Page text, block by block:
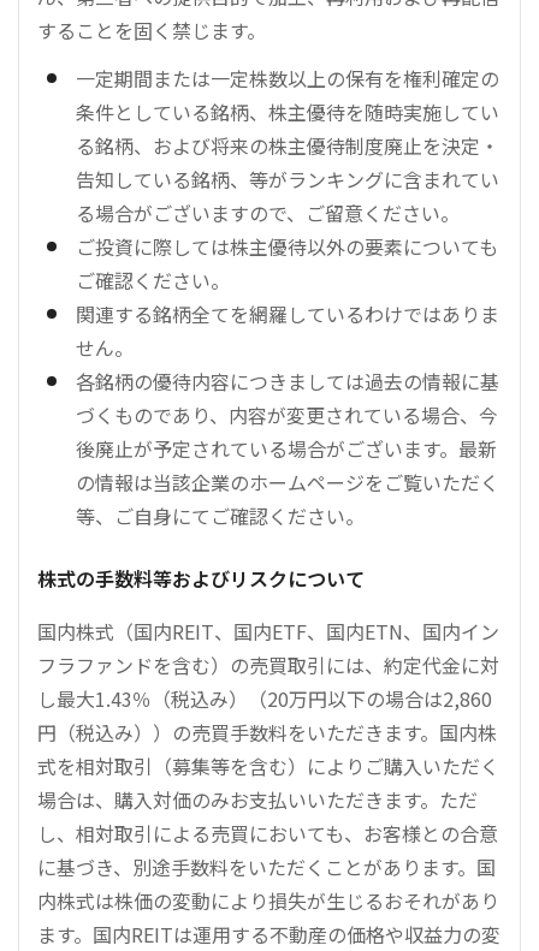
することを固く禁じます。
一定期間または一定株数以上の保有を権利確定の
条件としている銘柄、株主優待を随時実施してい
る銘柄、および将来の株主優待制度廃止を決定・
告知している銘柄、等がランキングに含まれてい
る場合がございますので、ご留意ください。
ご投資に際しては株主優待以外の要素についても
ご確認ください。
関連する銘柄全てを網羅しているわけではありま
せん。
各銘柄の優待内容につきましては過去の情報に基
づくものであり、内容が変更されている場合、今
後廃止が予定されている場合がございます。最新
の情報は当該企業のホームページをご覧いただく
等、ご自身にてご確認ください。
株式の手数料等およびリスクについて
国内株式（国内REIT、国内ETF、国内ETN、国内イン
フラファンドを含む）の売買取引には、約定代金に対
し最大1.43％（税込み）（20万円以下の場合は2,860
円（税込み））の売買手数料をいただきます。国内株
式を相対取引（募集等を含む）によりご購入いただく
場合は、購入対価のみお支払いいただきます。ただ
し、相対取引による売買においても、お客様との合意
に基づき、別途手数料をいただくことがあります。国
内株式は株価の変動により損失が生じるおそれがあり
ます。国内REITは運用する不動産の価格や収益力の変